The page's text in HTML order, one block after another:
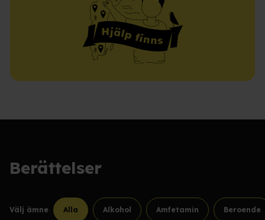
Berättelser
Välj ämne Alla Alkohol Amfetamin Beroende